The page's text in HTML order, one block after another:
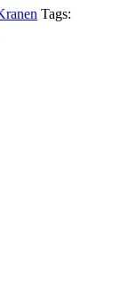
Tags: